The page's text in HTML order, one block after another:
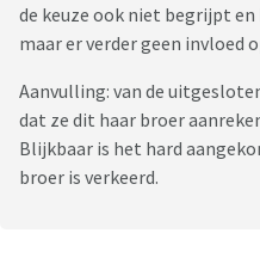
de keuze ook niet begrijpt
maar er verder geen invloed
Aanvulling: van de
dat ze dit haar broer
Blijkbaar is het hard
broer is verkeerd.